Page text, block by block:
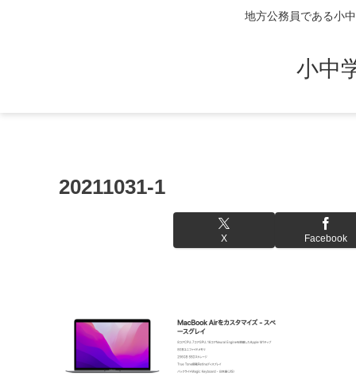
地方公務員である小
小中
20211031-1
X Facebook